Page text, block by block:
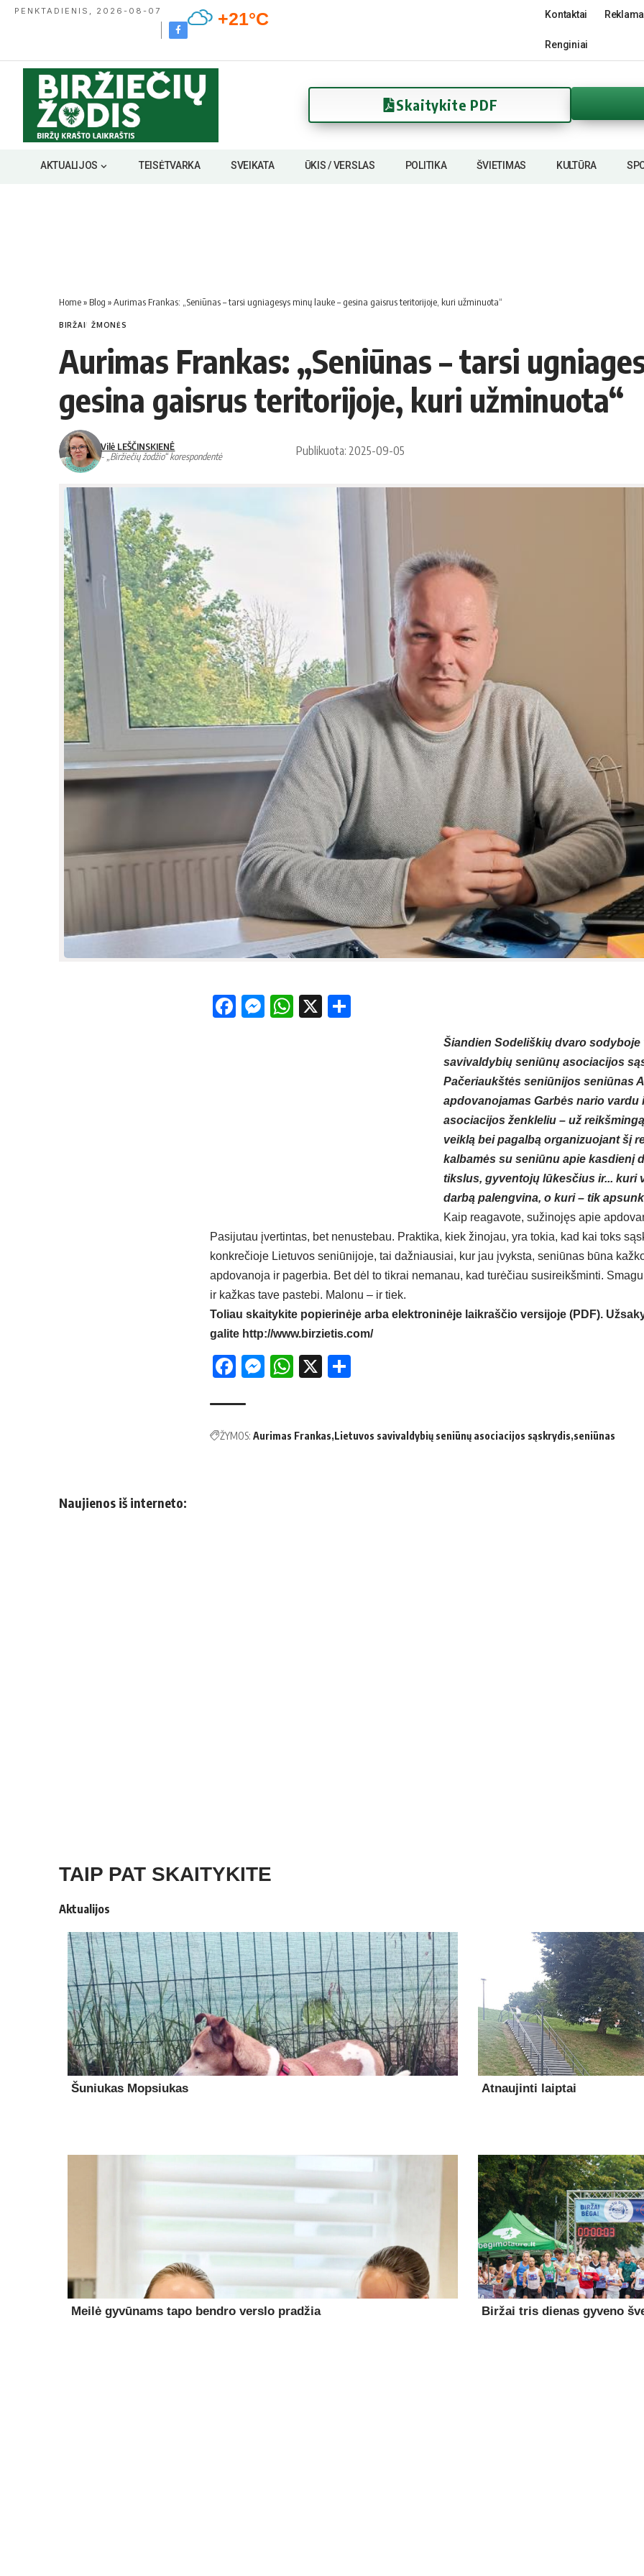
PENKTADIENIS, 2026-08-07 +21°C Kontaktai Reklama
Renginiai
Skaitykite PDF
AKTUALIJOS TEISĖTVARKA SVEIKATA ŪKIS / VERSLAS POLITIKA ŠVIETIMAS KULTŪRA
Home» Blog »Aurimas Frankas: „Seniūnas – tarsi ugniagesys minų lauke – gesina gaisrus teritorijoje, kuri užminuota“
BIRŽAI ŽMONĖS
Aurimas Frankas: „Seniūnas – tarsi
gesina gaisrus teritorijoje, kuri užminuota“
Vilė LEŠČINSKIENĖ
- „Biržiečių žodžio“ korespondentė
Publikuota: 2025-09-05
Facebook
Messenger
WhatsApp
X
Šiandien Sodeliškių dvaro
savivaldybių seniūnų asociacijos
Pačeriaukštės seniūnijos seniūnas
apdovanojamas Garbės nario vardu
asociacijos ženkleliu – už
veiklą bei pagalbą organizuojant šį
kalbamės su seniūnu apie kasdienį
tikslus, gyventojų lūkesčius ir... kuri
darbą palengvina, o kuri – tik
Kaip reagavote, sužinojęs apie
Pasijutau įvertintas, bet nenustebau. Praktika, kiek žinojau, yra tokia, kad kai toks
konkrečioje Lietuvos seniūnijoje, tai dažniausiai, kur jau įvyksta, seniūnas būna
apdovanoja ir pagerbia. Bet dėl to tikrai nemanau, kad turėčiau susireikšminti.
ir kažkas tave pastebi. Malonu – ir tiek.
Toliau skaitykite popierinėje arba elektroninėje laikraščio versijoje (PDF).
galite http://www.birzietis.com/
Facebook
Messenger
WhatsApp
X
ŽYMOS: Aurimas Frankas Lietuvos savivaldybių seniūnų asociacijos sąskrydis seniūnas
Naujienos iš interneto:
TAIP PAT SKAITYKITE
Aktualijos
Šuniukas Mopsiukas Atnaujinti laiptai
Meilė gyvūnams tapo bendro verslo pradžia Biržai tris dienas gyveno